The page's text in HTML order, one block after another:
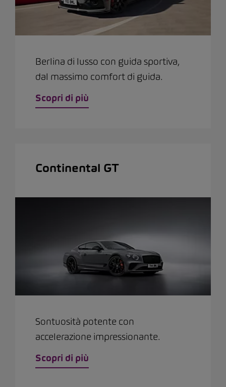
Berlina di lusso con guida sportiva,
dal massimo comfort di guida.
Scopri di più
Continental GT
Sontuosità potente con
accelerazione impressionante.
Scopri di più